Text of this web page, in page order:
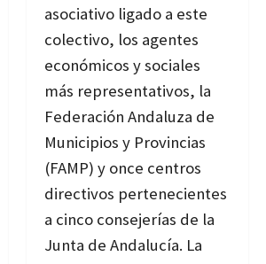
asociativo ligado a este
colectivo, los agentes
económicos y sociales
más representativos, la
Federación Andaluza de
Municipios y Provincias
(FAMP) y once centros
directivos pertenecientes
a cinco consejerías de la
Junta de Andalucía. La